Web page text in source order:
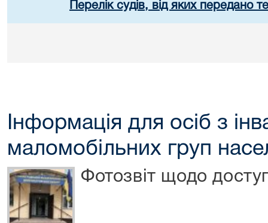
Перелік судів, від яких передано
Інформація для осіб з
маломобільних груп
Фотозвіт щодо